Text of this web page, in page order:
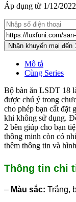
Áp dụng từ 1/12/2022
Mô tả
Cùng Series
Bộ bàn ăn LSDT 18
được chú ý trong
cho phép bạn cất đặt
khi không sử dụng.
2 bên giúp cho bạn
thông minh còn có
thêm thông tin và
Thông tin chi
– Màu sắc: Trắng,